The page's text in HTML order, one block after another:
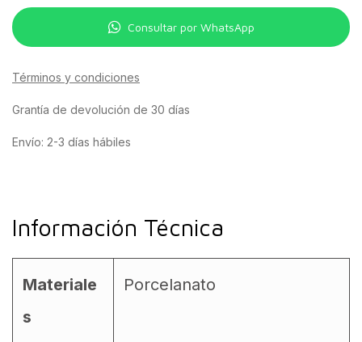
Consultar por WhatsApp
Términos y condiciones
Grantía de devolución de 30 días
Envío: 2-3 días hábiles
Información Técnica
Materiale
s
Porcelanato